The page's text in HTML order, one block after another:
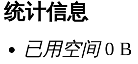
统计信息
已用空间0 B